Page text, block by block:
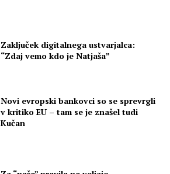
Zaključek digitalnega ustvarjalca:
“Zdaj vemo kdo je Natjaša”
Novi evropski bankovci so se sprevrgli
v kritiko EU – tam se je znašel tudi
Kučan